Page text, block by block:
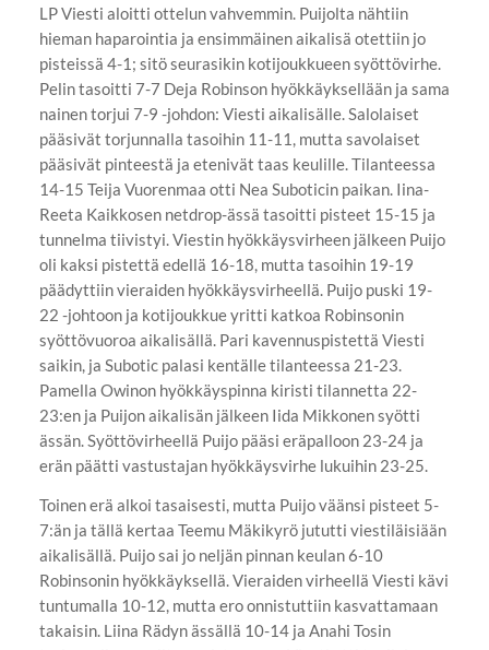
LP Viesti aloitti ottelun vahvemmin. Puijolta nähtiin
hieman haparointia ja ensimmäinen aikalisä otettiin jo
pisteissä 4-1; sitö seurasikin kotijoukkueen syöttövirhe.
Pelin tasoitti 7-7 Deja Robinson hyökkäyksellään ja sama
nainen torjui 7-9 -johdon: Viesti aikalisälle. Salolaiset
pääsivät torjunnalla tasoihin 11-11, mutta savolaiset
pääsivät pinteestä ja etenivät taas keulille. Tilanteessa
14-15 Teija Vuorenmaa otti Nea Suboticin paikan. Iina-
Reeta Kaikkosen netdrop-ässä tasoitti pisteet 15-15 ja
tunnelma tiivistyi. Viestin hyökkäysvirheen jälkeen Puijo
oli kaksi pistettä edellä 16-18, mutta tasoihin 19-19
päädyttiin vieraiden hyökkäysvirheellä. Puijo puski 19-
22 -johtoon ja kotijoukkue yritti katkoa Robinsonin
syöttövuoroa aikalisällä. Pari kavennuspistettä Viesti
saikin, ja Subotic palasi kentälle tilanteessa 21-23.
Pamella Owinon hyökkäyspinna kiristi tilannetta 22-
23:en ja Puijon aikalisän jälkeen Iida Mikkonen syötti
ässän. Syöttövirheellä Puijo pääsi eräpalloon 23-24 ja
erän päätti vastustajan hyökkäysvirhe lukuihin 23-25.
Toinen erä alkoi tasaisesti, mutta Puijo väänsi pisteet 5-
7:än ja tällä kertaa Teemu Mäkikyrö jututti viestiläisiään
aikalisällä. Puijo sai jo neljän pinnan keulan 6-10
Robinsonin hyökkäyksellä. Vieraiden virheellä Viesti kävi
tuntumalla 10-12, mutta ero onnistuttiin kasvattamaan
takaisin. Liina Rädyn ässällä 10-14 ja Anahi Tosin